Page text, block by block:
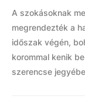
A szokásoknak
megrendezték a
időszak végén,
korommal kenik
szerencse